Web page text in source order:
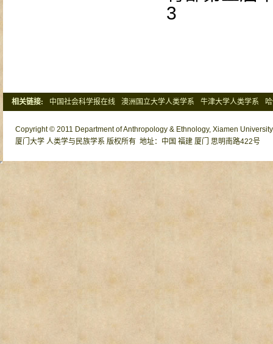
3
相关链接: 中国社会科学报在线 澳洲国立大学人类学系 牛津大学人类学系
Copyright © 2011 Department of Anthropology & Ethnology, Xiamen
厦门大学 人类学与民族学系 版权所有 地址：中国 福建 厦门 思明南路422号